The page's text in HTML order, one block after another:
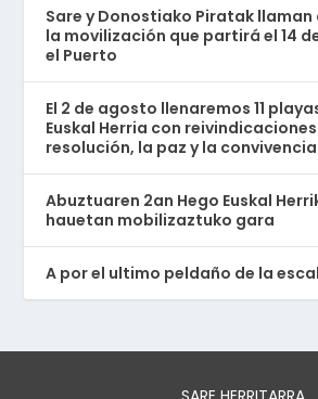
Sare y Donostiako Piratak
la movilización que partirá el 14
el Puerto
El 2 de agosto llenaremos 11
Euskal Herria con
resolución, la paz y la convivencia
Abuztuaren 2an Hego Euskal
hauetan mobilizaztuko gara
A por el ultimo peldaño de la